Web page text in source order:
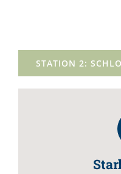
STATION 2: